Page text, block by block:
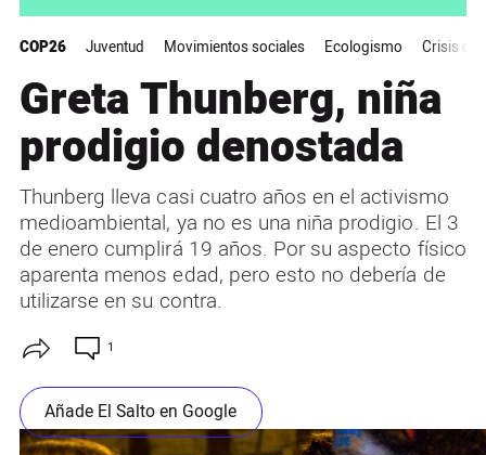
COP26 Juventud Movimientos sociales Ecologismo Crisis
Greta Thunberg, niña
prodigio denostada
Thunberg lleva casi cuatro años en el activismo
medioambiental, ya no es una niña prodigio. El 3
de enero cumplirá 19 años. Por su aspecto físico
aparenta menos edad, pero esto no debería de
utilizarse en su contra.
1
Añade El Salto en Google